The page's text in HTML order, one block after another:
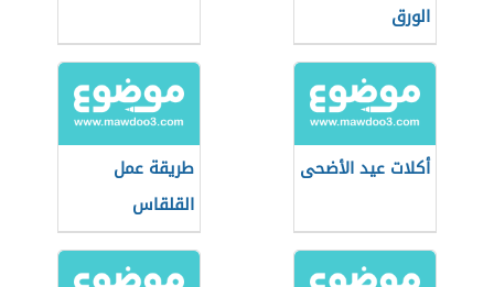
الورق
أكلات عيد الأضحى
طريقة عمل
القلقاس